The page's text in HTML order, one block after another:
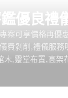
優良禮
案可享價格再優
費剝削,禮儀服
木,靈堂布置,高架